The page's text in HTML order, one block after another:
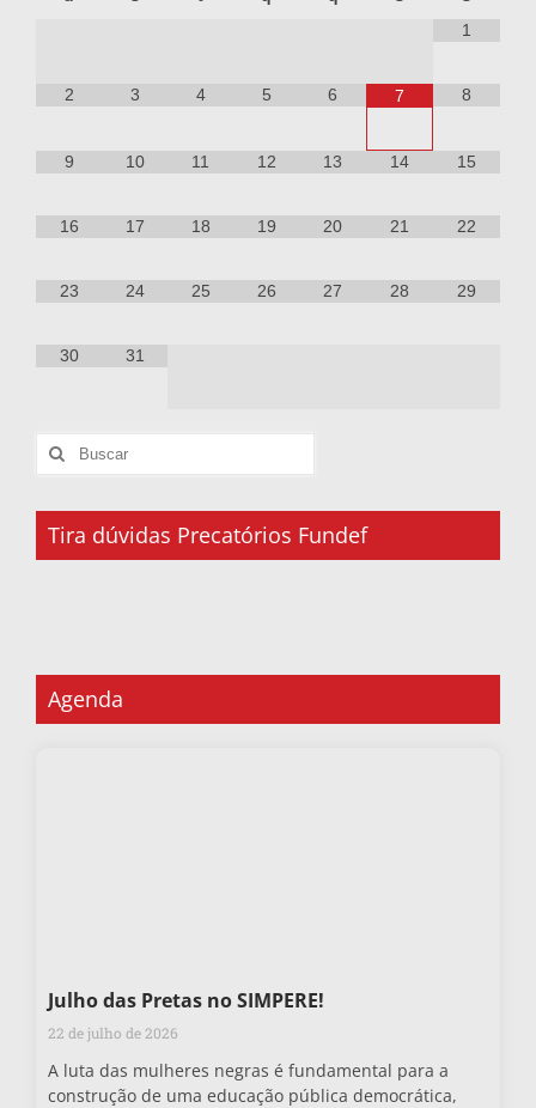
1
2 3 4 5 6 7 8
9 10 11 12 13 14 15
16 17 18 19 20 21 22
23 24 25 26 27 28 29
30 31
Tira dúvidas Precatórios Fundef
Agenda
Julho das Pretas no SIMPERE!
22 de julho de 2026
A luta das mulheres negras é fundamental para a
construção de uma educação pública democrática,